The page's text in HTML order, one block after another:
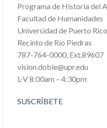
Programa de Historia del
Facultad de Humanidades
Universidad de Puerto
Recinto de Río Piedras
787-764-0000, Ext.89607
vision.doble@upr.edu
L-V 8:00am – 4:30pm
SUSCRÍBETE